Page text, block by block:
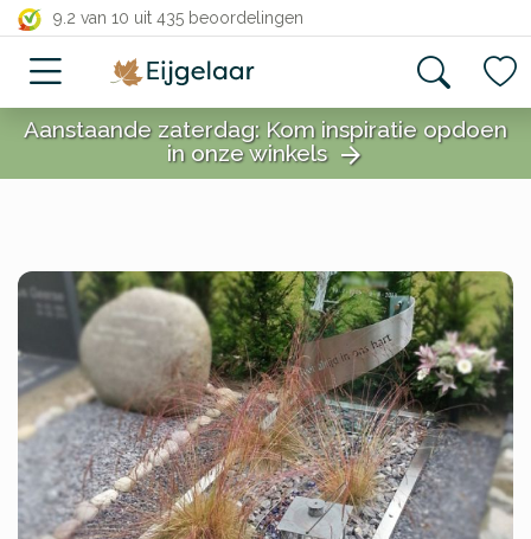
9.2 van 10 uit 435 beoordelingen
close
close
Aanstaande zaterdag: Kom inspiratie opdoen
in onze winkels arrow_forward